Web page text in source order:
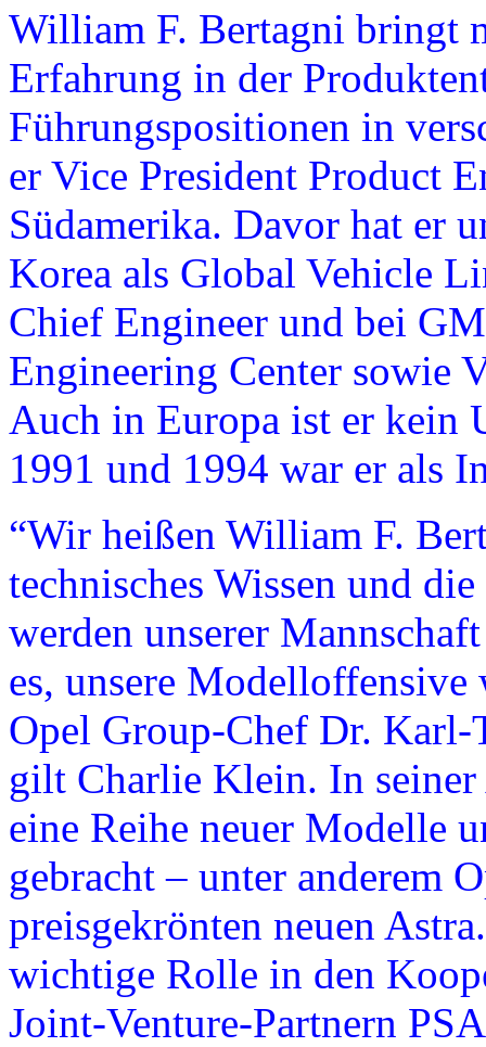
William F. Bertagni bringt
Erfahrung in der
Führungspositionen in
er Vice President Product
Südamerika. Davor hat er
Korea als Global Vehicle
Chief Engineer und bei
Engineering Center sowie
Auch in Europa ist er kein
1991 und 1994 war er als
“Wir heißen William F.
technisches Wissen und
werden unserer
es, unsere Modelloffensive
Opel Group-Chef Dr. Karl-
gilt Charlie Klein. In
eine Reihe neuer Modelle
gebracht – unter anderem
preisgekrönten neuen
wichtige Rolle in den
Joint-Venture-Partnern